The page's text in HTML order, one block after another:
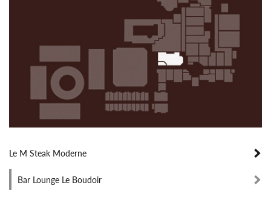
Le M Steak Moderne
Bar Lounge Le Boudoir